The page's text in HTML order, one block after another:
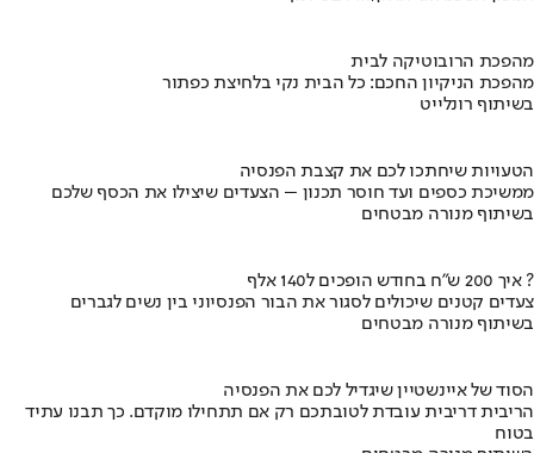
מהפכת הרובוטיקה לבית
מהפכת הניקיון החכם: כל הבית נקי בלחיצת כפתור
בשיתוף רונלייט
הטעויות שיחתכו לכם את קצבת הפנסיה
ממשיכת כספים ועד חוסר תכנון – הצעדים שיצילו את הכסף שלכם
בשיתוף מנורה מבטחים
איך 200 ש"ח בחודש הופכים ל140 אלף ?
צעדים קטנים שיכולים לסגור את הבור הפנסיוני בין נשים לגברים
בשיתוף מנורה מבטחים
הסוד של איינשטיין שיגדיל לכם את הפנסיה
הריבית דריבית עובדת לטובתכם רק אם תתחילו מוקדם. כך תבנו עתיד
בטוח